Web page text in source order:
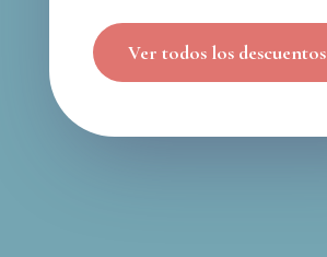
Ver todos los descuentos